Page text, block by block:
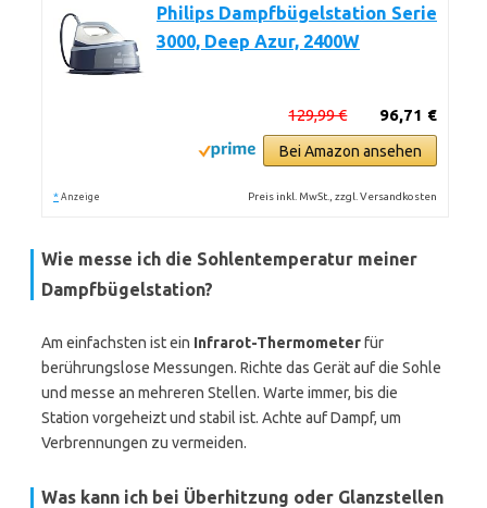
Philips Dampfbügelstation Serie
3000, Deep Azur, 2400W
96,71 €
129,99 €
Bei Amazon ansehen
* Anzeige Preis inkl. MwSt., zzgl. Versandkosten
Wie messe ich die Sohlentemperatur meiner
Dampfbügelstation?
Am einfachsten ist ein Infrarot-Thermometerfür
berührungslose Messungen. Richte das Gerät auf die Sohle
und messe an mehreren Stellen. Warte immer, bis die
Station vorgeheizt und stabil ist. Achte auf Dampf, um
Verbrennungen zu vermeiden.
Was kann ich bei Überhitzung oder Glanzstellen